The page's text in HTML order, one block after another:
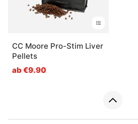
CC Moore Pro-Stim Liver
Pellets
ab €9.90